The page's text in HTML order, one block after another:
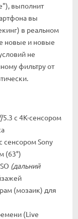
выполнит
вы
в реальном
новые и новые
не
фильтру от
/5.3 с 4K-сенсором
сенсором Sony
(63°)
(дальний
(мозаик) для
(Live